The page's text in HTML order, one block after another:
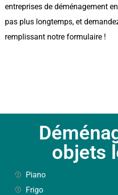
entreprises de déménagement
pas plus longtemps, et
remplissant notre formulaire !
objets
Piano
Frigo